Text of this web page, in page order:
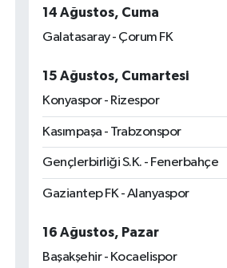
14 Ağustos, Cuma
Galatasaray - Çorum FK
15 Ağustos, Cumartesi
Konyaspor - Rizespor
Kasımpaşa - Trabzonspor
Gençlerbirliği S.K. - Fenerbahçe
Gaziantep FK - Alanyaspor
16 Ağustos, Pazar
Başakşehir - Kocaelispor